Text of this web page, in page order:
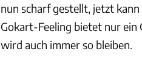
nun scharf gestellt, jetzt
Gokart-Feeling bietet nur ein
wird auch immer so bleiben.